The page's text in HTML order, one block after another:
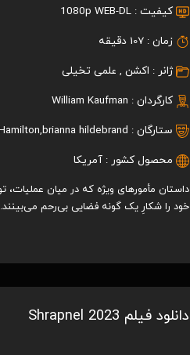
کیفیت : 1080p WEB-DL
زمان : 107 دقیقه
ژانر : اکشن, علمی تخیلی
کارگردان : William Kaufman
ستارگان :
,brianna hildebrand
محصول کشور : آمریکا
داستان مأمورهای ویژه که در میان
خود را شکارِ یک گونه فضایی بی‌رحم می‌بینند.
دانلود فیلم Shrapnel 2023